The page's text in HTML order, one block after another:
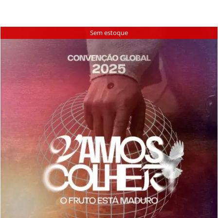
Sem estoque